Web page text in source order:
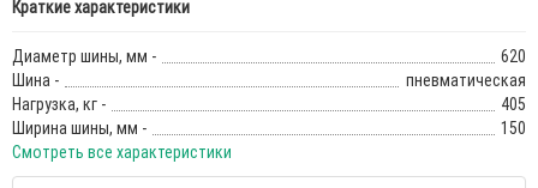
Краткие характеристики
Диаметр шины, мм -
620
Шина -
пневматическая
Нагрузка, кг -
405
Ширина шины, мм -
150
Смотреть все характеристики